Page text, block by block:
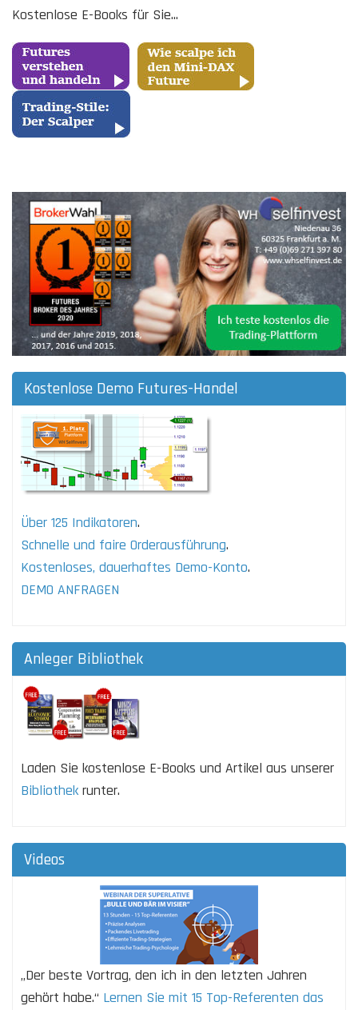
Kostenlose E-Books für Sie...
Kostenlose Demo Futures-Handel
Über 125 Indikatoren.
Schnelle und faire Orderausführung.
Kostenloses, dauerhaftes Demo-Konto.
DEMO ANFRAGEN
Anleger Bibliothek
Laden Sie kostenlose E-Books und Artikel aus unserer
Bibliothekrunter.
Videos
„Der beste Vortrag, den ich in den letzten Jahren
gehört habe.“ Lernen Sie mit 15 Top-Referenten das